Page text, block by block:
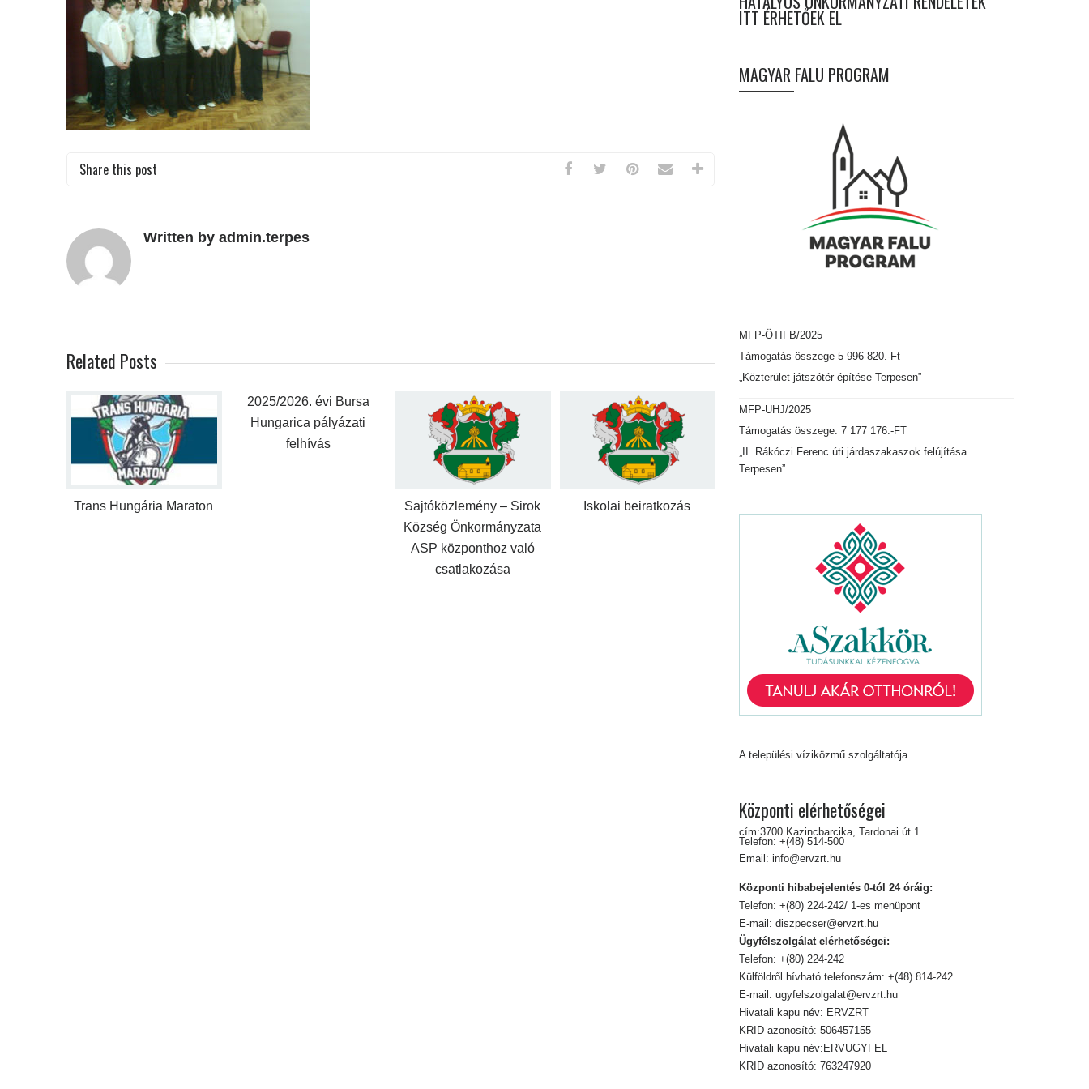
Share this post
Written by admin.terpes
Related Posts
Trans Hungária Maraton
2025/2026. évi Bursa
Hungarica pályázati
felhívás
Sajtóközlemény – Sirok
Község Önkormányzata
ASP központhoz való
csatlakozása
Iskolai beiratkozás
ITT ÉRHETŐEK EL
MAGYAR FALU PROGRAM
MFP-ÖTIFB/2025
Támogatás összege 5 996 820.-Ft
„Közterület játszótér építése Terpesen”
MFP-UHJ/2025
Támogatás összege: 7 177 176.-FT
„II. Rákóczi Ferenc úti járdaszakaszok felújítása
Terpesen”
A települési víziközmű szolgáltatója
Központi elérhetőségei
cím:3700 Kazincbarcika, Tardonai út 1.
Telefon: +(48) 514-500
Email: info@ervzrt.hu
Központi hibabejelentés 0-tól 24 óráig:
Telefon: +(80) 224-242/ 1-es menüpont
E-mail: diszpecser@ervzrt.hu
Ügyfélszolgálat elérhetőségei:
Telefon: +(80) 224-242
Külföldről hívható telefonszám: +(48) 814-242
E-mail: ugyfelszolgalat@ervzrt.hu
Hivatali kapu név: ERVZRT
KRID azonosító: 506457155
Hivatali kapu név:ERVUGYFEL
KRID azonosító: 763247920